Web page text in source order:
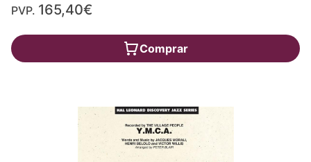
PVP. 165,40€
Comprar